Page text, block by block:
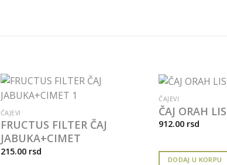
ČAJEVI
FRUCTUS FILTER ČAJ
JABUKA+CIMET
215.00 rsd
ČAJEVI
ČAJ ORAH
912.00 rsd
DODAJ U KORPU